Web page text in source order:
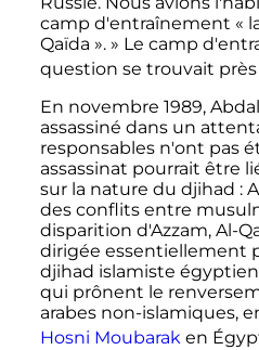
camp d'entraînement «
Qaïda ». » Le camp
question se trouvait près
En novembre 1989,
assassiné dans un
responsables n'ont pas
assassinat pourrait être
sur la nature du djihad :
des conflits entre
disparition d'Azzam, Al-
dirigée essentiellement
djihad islamiste
qui prônent le
arabes non-islamiques,
Hosni Moubaraken